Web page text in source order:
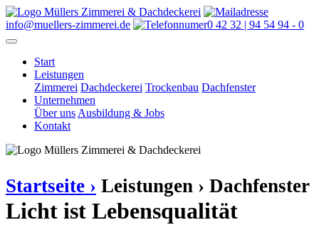
info@muellers-zimmerei.de 0 42 32 | 94 54 94 - 0
Start
Leistungen
Zimmerei Dachdeckerei Trockenbau Dachfenster
Unternehmen
Über uns Ausbildung & Jobs
Kontakt
Startseite › Leistungen › Dachfenster
Licht ist Lebensqualität